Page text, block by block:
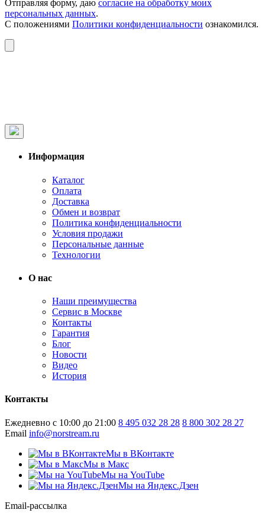
Отправляя форму, даю согласие на обработку моих
персональных данных.
С положениями Политики конфиденциальности ознакомился.
Информация
Каталог
Оплата
Доставка
Обмен и возврат
Политика конфиденциальности
Условия продажи
Персональные данные
Технологии
О нас
Наши преимущества
Сервис в Москве
Контакты
Гарантия
Блог
Новости
Видео
История
Контакты
Ежедневно с 10:00 до 21:00 8 495 032 28 28 8 800 302 28 27
Email info@norstream.ru
Мы в ВКонтакте
Мы в Макс
Мы на YouTube
Мы на Яндекс.Дзен
Email-рассылка